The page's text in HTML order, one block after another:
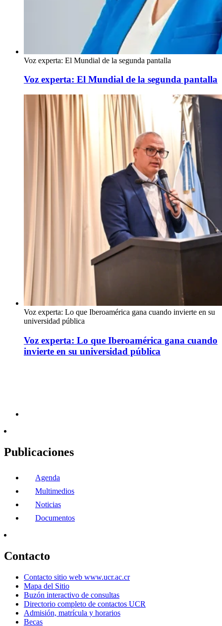
Voz experta: El Mundial de la segunda pantalla
Voz experta: El Mundial de la segunda pantalla
Voz experta: Lo que Iberoamérica gana cuando invierte en su
universidad pública
Voz experta: Lo que Iberoamérica gana cuando
invierte en su universidad pública
Publicaciones
Agenda
Multimedios
Noticias
Documentos
Contacto
Contacto sitio web www.ucr.ac.cr
Mapa del Sitio
Buzón interactivo de consultas
Directorio completo de contactos UCR
Admisión, matrícula y horarios
Becas